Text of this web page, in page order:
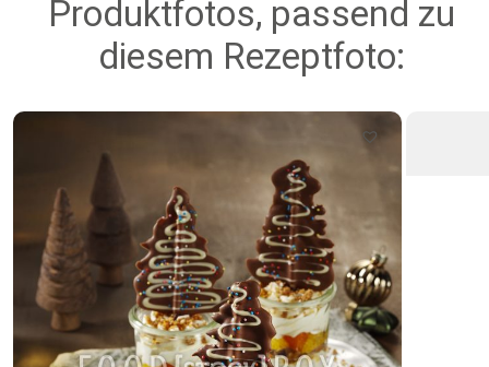
Produktfotos, passend zu
diesem Rezeptfoto: